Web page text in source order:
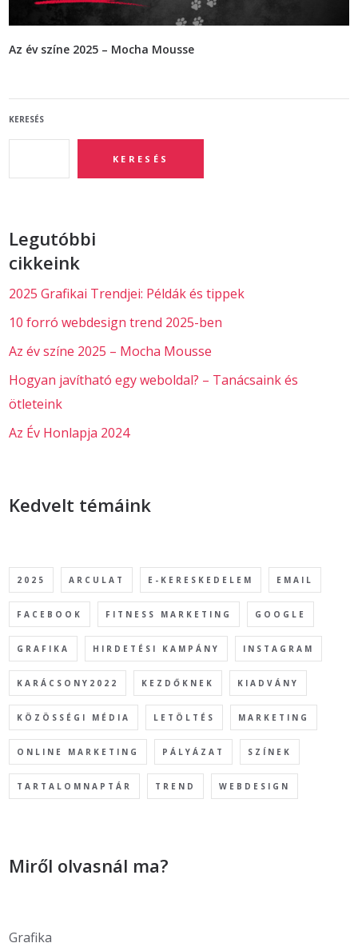
Az év színe 2025 – Mocha Mousse
KERESÉS
KERESÉS
Legutóbbi
cikkeink
2025 Grafikai Trendjei: Példák és tippek
10 forró webdesign trend 2025-ben
Az év színe 2025 – Mocha Mousse
Hogyan javítható egy weboldal? – Tanácsaink és
ötleteink
Az Év Honlapja 2024
Kedvelt témáink
2025 ARCULAT E-KERESKEDELEM EMAIL
FACEBOOK FITNESS MARKETING GOOGLE
GRAFIKA HIRDETÉSI KAMPÁNY INSTAGRAM
KARÁCSONY2022 KEZDŐKNEK KIADVÁNY
KÖZÖSSÉGI MÉDIA LETÖLTÉS MARKETING
ONLINE MARKETING PÁLYÁZAT SZÍNEK
TARTALOMNAPTÁR TREND WEBDESIGN
Miről olvasnál ma?
Grafika